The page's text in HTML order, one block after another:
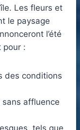
Les fleurs et
le paysage
l’été
pour :
des conditions
affluence
tels que